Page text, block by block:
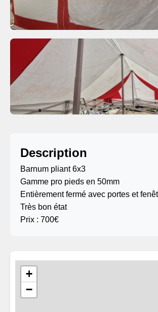
Description
Barnum pliant 6x3
Gamme pro pieds en 50mm
Entièrement fermé avec portes et
Très bon état
Prix : 700€